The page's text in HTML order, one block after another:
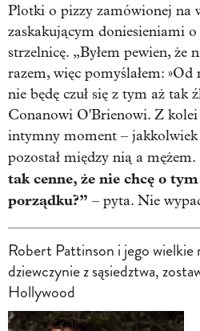
Plotki o pizzy zamówionej na
zaskakującym doniesieniami
strzelnicę. „Byłem pewien, że
razem, więc pomyślałem:
nie będę czuł się z tym aż tak
Conanowi O'Brienowi. Z
intymny moment – jakkolwiek
pozostał między nią a mężem.
tak cenne, że nie chcę o
porządku?” – pyta. Nie
Robert Pattinson i jego wielkie
dziewczynie z sąsiedztwa,
Hollywood